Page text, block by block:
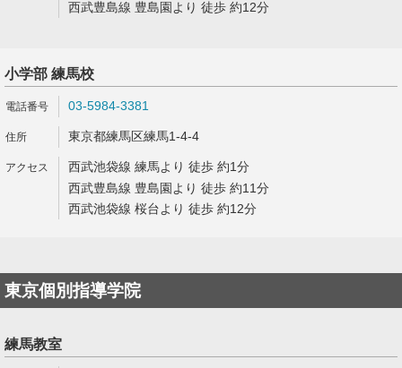
西武豊島線 豊島園より 徒歩 約12分
小学部 練馬校
03-5984-3381
東京都練馬区練馬1-4-4
西武池袋線 練馬より 徒歩 約1分
西武豊島線 豊島園より 徒歩 約11分
西武池袋線 桜台より 徒歩 約12分
東京個別指導学院
練馬教室